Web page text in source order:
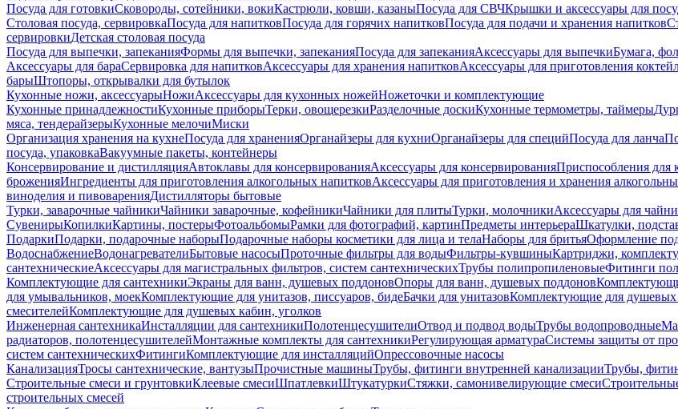
Посуда для готовкиСковороды, сотейники, вокиКастрюли, ковши, казаныПосуда для СВЧКрышки и аксессуары для
Столовая посуда, сервировкаПосуда для напитковПосуда для горячих напитковПосуда для подачи и хранения напитков
сервировкиДетская столовая посуда
Посуда для выпечки, запеканияФормы для выпечки, запеканияПосуда для запеканияАксессуары для выпечкиБумага,
Аксессуары для бараСервировка для напитковАксессуары для хранения напитковАксессуары для приготовления
барыШтопоры, открывалки для бутылок
Кухонные ножи, аксессуарыНожиАксессуары для кухонных ножейНожеточки и комплектующие
Кухонные принадлежностиКухонные приборыТерки, овощерезкиРазделочные доскиКухонные термометры, таймеры
мяса, тендерайзерыКухонные мелочиМиски
Организация хранения на кухнеПосуда для храненияОрганайзеры для кухниОрганайзеры для специйПосуда для ланча
посуда, упаковкаВакуумные пакеты, контейнеры
Консервирование и дистилляцияАвтоклавы для консервированияАксессуары для консервированияПриспособления для
броженияИнгредиенты для приготовления алкогольных напитковАксессуары для приготовления и хранения
виноделия и пивоваренияДистилляторы бытовые
Турки, заварочные чайникиЧайники заварочные, кофейникиЧайники для плитыТурки, молочникиАксессуары для
СувенирыКопилкиКартины, постерыФотоальбомыРамки для фотографий, картинПредметы интерьераШкатулки,
ПодаркиПодарки, подарочные наборыПодарочные наборы косметики для лица и телаНаборы для бритьяОформление
ВодоснабжениеВодонагревателиБытовые насосыПроточные фильтры для водыФильтры-кувшиныКартриджи,
сантехническиеАксессуары для магистральных фильтров, систем сантехническихТрубы полипропиленовыеФитинги
Комплектующие для сантехникиЭкраны для ванн, душевых поддоновОпоры для ванн, душевых поддонов
для умывальников, моекКомплектующие для унитазов, писсуаров, бидеБачки для унитазовКомплектующие для душевых
смесителейКомплектующие для душевых кабин, уголков
Инженерная сантехникаИнсталляции для сантехникиПолотенцесушителиОтвод и подвод водыТрубы водопроводные
радиаторов, полотенцесушителейМонтажные комплекты для сантехникиРегулирующая арматураСистемы защиты от
систем сантехническихФитингиКомплектующие для инсталляцийОпрессовочные насосы
КанализацияТросы сантехнические, вантузыПрочистные машиныТрубы, фитинги внутренней канализацииТрубы,
Строительные смеси и грунтовкиКлеевые смесиШпатлевкиШтукатуркиСтяжки, самонивелирующие смеси
строительных смесей